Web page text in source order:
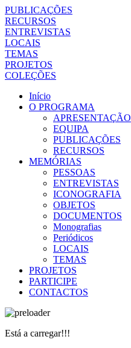
PUBLICAÇÕES
RECURSOS
ENTREVISTAS
LOCAIS
TEMAS
PROJETOS
COLEÇÕES
Início
O PROGRAMA
APRESENTAÇÃO
EQUIPA
PUBLICAÇÕES
RECURSOS
MEMÓRIAS
PESSOAS
ENTREVISTAS
ICONOGRAFIA
OBJETOS
DOCUMENTOS
Monografias
Periódicos
LOCAIS
TEMAS
PROJETOS
PARTICIPE
CONTACTOS
Está a carregar!!!